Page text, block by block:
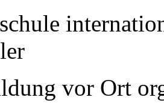
vor Ort